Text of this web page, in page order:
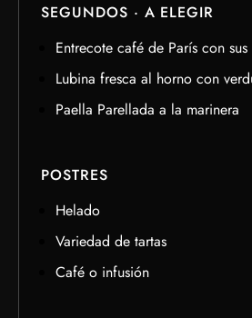
SEGUNDOS · A ELEGIR
Entrecote café de París con
Lubina fresca al horno con
Paella Parellada a la marinera
POSTRES
Helado
Variedad de tartas
Café o infusión